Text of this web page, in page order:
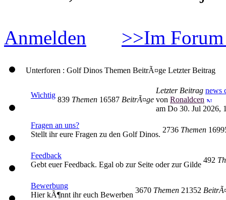
Anmelden >>Im
Unterforen : Golf Dinos Themen BeitrÃ¤ge Letzter Beitrag
Wichtig
839 Themen 16587 BeitrÃ¤ge
Letzter Beitrag news
von Ronaldcen
am Do 30. Jul 2026,
Fragen an uns?
Stellt ihr eure Fragen zu den Golf Dinos.
2736 Themen
Feedback
Gebt euer Feedback. Egal ob zur Seite oder zur Gilde
492
Bewerbung
Hier kÃ¶nnt ihr euch Bewerben
3670 Themen 21352